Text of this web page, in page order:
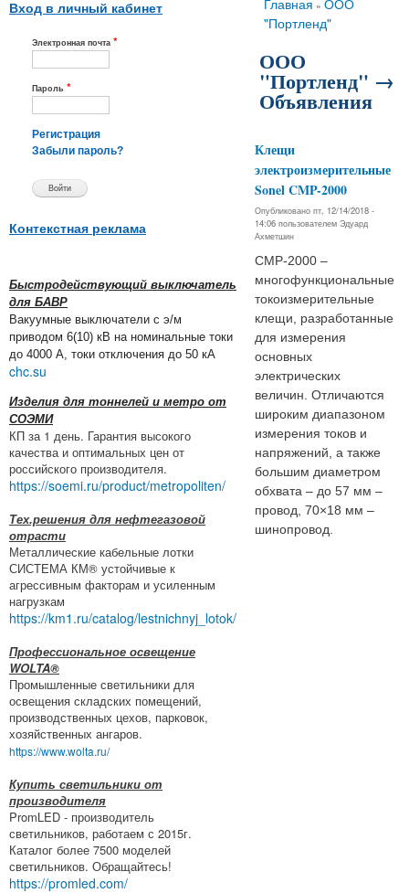
Вход в личный кабинет
Электронная почта *
Пароль *
Регистрация
Забыли пароль?
Контекстная реклама
Быстродействующий выключатель
для БАВР
Вакуумные выключатели с э/м
приводом 6(10) кВ на номинальные токи
до 4000 А, токи отключения до 50 кА
chc.su
Изделия для тоннелей и метро от
СОЭМИ
КП за 1 день. Гарантия высокого
качества и оптимальных цен от
российского производителя.
https://soemi.ru/product/metropoliten/
Тех.решения для нефтегазовой
отрасти
Металлические кабельные лотки
СИСТЕМА КМ® устойчивые к
агрессивным факторам и усиленным
нагрузкам
https://km1.ru/catalog/lestnichnyj_lotok/
Профессиональное освещение
WOLTA®
Промышленные светильники для
освещения складских помещений,
производственных цехов, парковок,
хозяйственных ангаров.
https://www.wolta.ru/
Купить светильники от
производителя
PromLED - производитель
светильников, работаем с 2015г.
Каталог более 7500 моделей
светильников. Обращайтесь!
https://promled.com/
Вы здесь
Главная » ООО
"Портленд"
ООО
"Портленд" →
Объявления
Клещи
электроизмерительные
Sonel CMP-2000
Опубликовано пт, 12/14/2018 -
14:06 пользователем Эдуард
Ахметшин
CMP-2000 –
многофункциональные
токоизмерительные
клещи, разработанные
для измерения
основных
электрических
величин. Отличаются
широким диапазоном
измерения токов и
напряжений, а также
большим диаметром
обхвата – до 57 мм –
провод, 70×18 мм –
шинопровод.